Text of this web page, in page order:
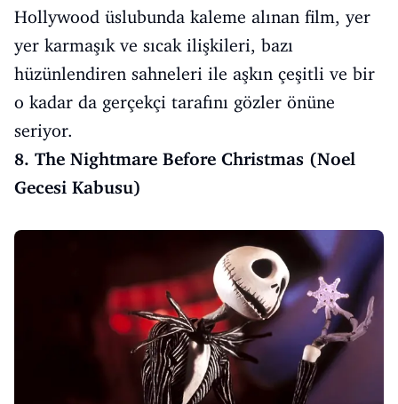
Hollywood üslubunda kaleme alınan film, yer
yer karmaşık ve sıcak ilişkileri, bazı
hüzünlendiren sahneleri ile aşkın çeşitli ve bir
o kadar da gerçekçi tarafını gözler önüne
seriyor.
8. The Nightmare Before Christmas (Noel
Gecesi Kabusu)